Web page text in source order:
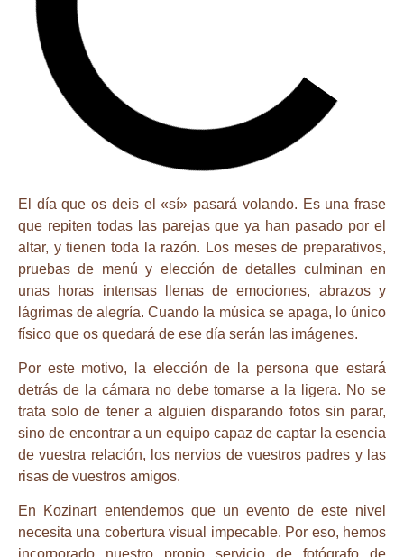
El día que os deis el «sí» pasará volando. Es una frase
que repiten todas las parejas que ya han pasado por el
altar, y tienen toda la razón. Los meses de preparativos,
pruebas de menú y elección de detalles culminan en
unas horas intensas llenas de emociones, abrazos y
lágrimas de alegría. Cuando la música se apaga, lo único
físico que os quedará de ese día serán las imágenes.
Por este motivo, la elección de la persona que estará
detrás de la cámara no debe tomarse a la ligera. No se
trata solo de tener a alguien disparando fotos sin parar,
sino de encontrar a un equipo capaz de captar la esencia
de vuestra relación, los nervios de vuestros padres y las
risas de vuestros amigos.
En Kozinart entendemos que un evento de este nivel
necesita una cobertura visual impecable. Por eso, hemos